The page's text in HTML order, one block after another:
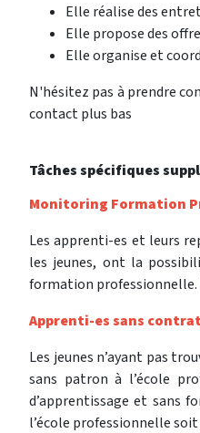
Elle réalise des
Elle propose des
Elle organise et
N'hésitez pas à prendre
contact plus bas
Tâches spécifiques
Monitoring Formation
Les apprenti-es et leurs
les jeunes, ont la
formation professionnelle.
Apprenti-es sans
Les jeunes n’ayant pas
sans patron à l’école
d’apprentissage et sans
l’école professionnelle